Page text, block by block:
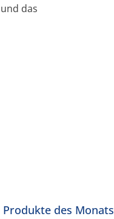
das
Produkte des Monats